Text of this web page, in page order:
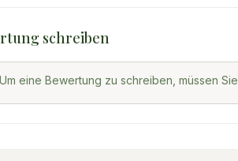
schreiben
Um eine Bewertung zu schreiben, müssen Sie